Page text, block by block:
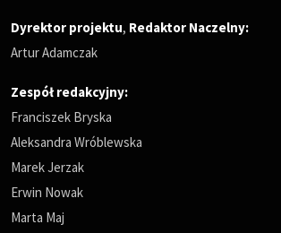
Dyrektor projektu, Redaktor Naczelny:
Artur Adamczak
Zespół redakcyjny:
Franciszek Bryska
Aleksandra Wróblewska
Marek Jerzak
Erwin Nowak
Marta Maj